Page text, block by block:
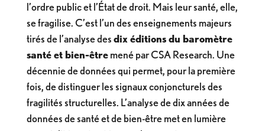
l’ordre public et l’État de droit. Mais leur santé, elle,
se fragilise. C’est l’un des enseignements majeurs
tirés de l’analyse desdix éditions du baromètre
santé et bien-êtremené par CSA Research. Une
décennie de données qui permet, pour la première
fois, de distinguer les signaux conjoncturels des
fragilités structurelles. L’analyse de dix années de
données de santé et de bien-être met en lumière